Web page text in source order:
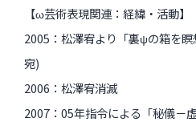
配信中のオンライン講座
全ての記事ページ
【ω芸術表現関連：経緯・活動】
2005：松澤宥より「裏ψの箱を
宛)
2006：松澤宥消滅
2007：05年指令による「秘儀－